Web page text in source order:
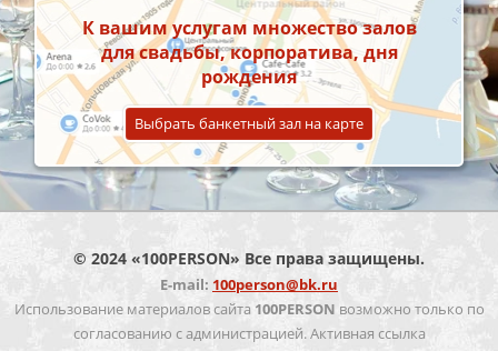
К вашим услугам множество залов
для свадьбы, корпоратива, дня
рождения
Выбрать банкетный зал на карте
© 2024 «100PERSON» Все права защищены.
E-mail: 100person@bk.ru
Использование материалов сайта 100PERSON возможно только по
согласованию с администрацией. Активная ссылка